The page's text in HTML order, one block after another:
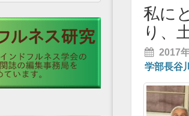
私に
り、
2017
学部長谷